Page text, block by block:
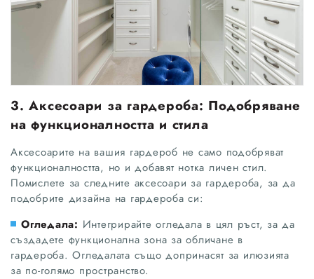
3. Аксесоари за гардероба: Подобряване
на функционалността и стила
Аксесоарите на вашия гардероб не само подобряват
функционалността, но и добавят нотка личен стил.
Помислете за следните аксесоари за гардероба, за да
подобрите дизайна на гардероба си:
Огледала: Интегрирайте огледала в цял ръст, за да
създадете функционална зона за обличане в
гардероба. Огледалата също допринасят за илюзията
за по-голямо пространство.